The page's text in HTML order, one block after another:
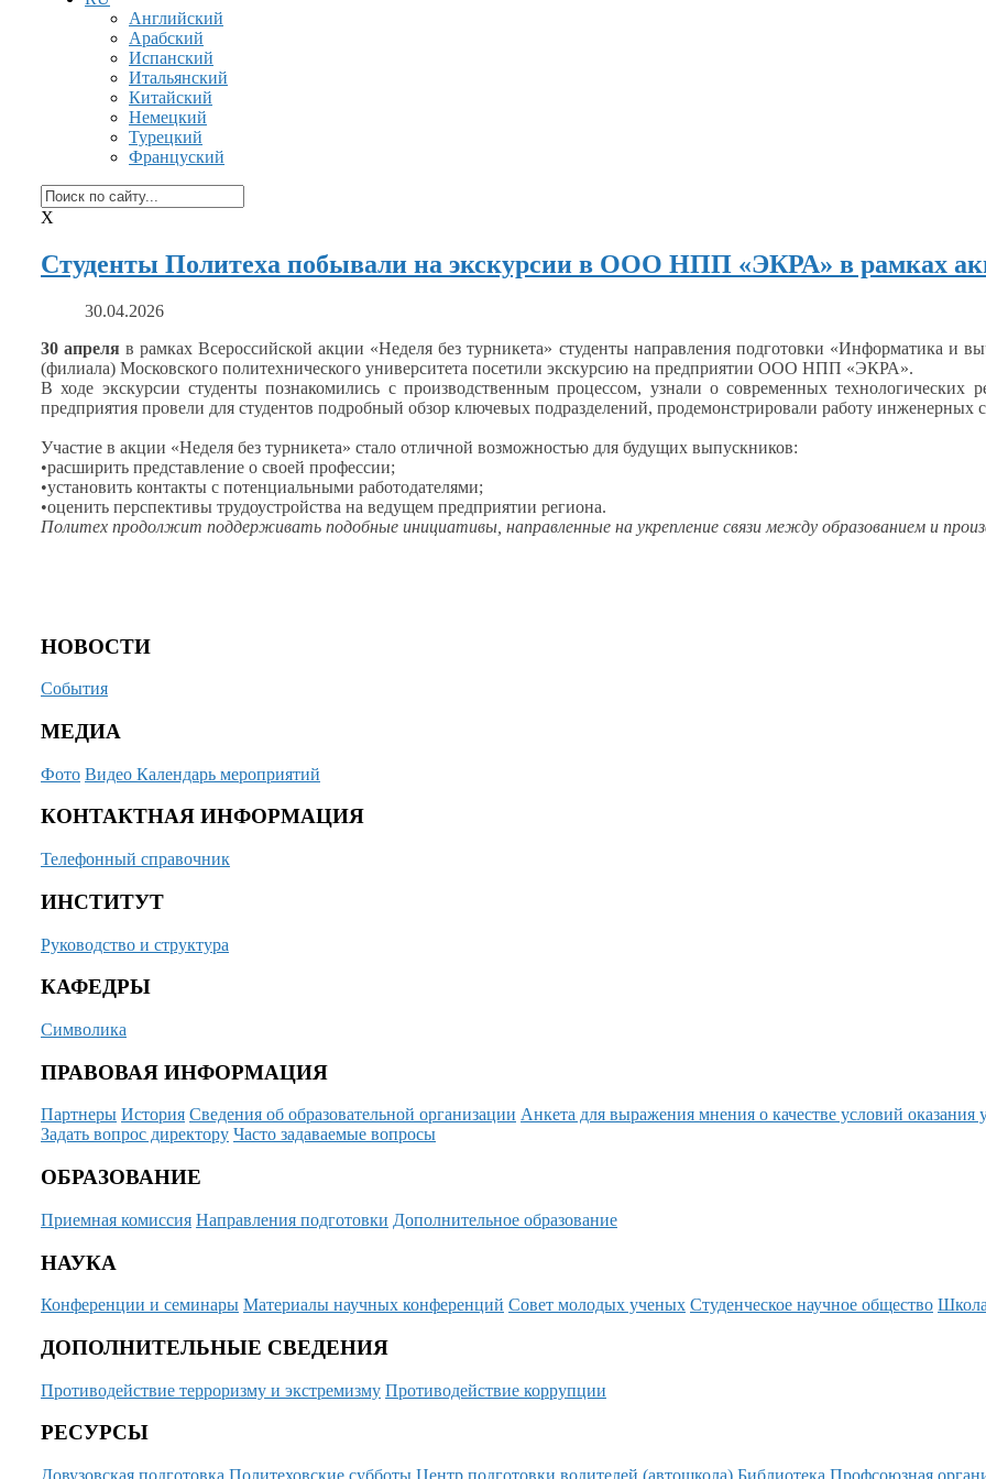
Английский
Арабский
Испанский
Итальянский
Китайский
Немецкий
Турецкий
Француский
X
Студенты Политеха побывали на экскурсии в ООО НПП «ЭКРА» в рамках
30.04.2026
30 апреля в рамках Всероссийской акции «Неделя без турникета» студенты направления подготовки «Информатика и
(филиала) Московского политехнического университета посетили экскурсию на предприятии ООО НПП «ЭКРА».
В ходе экскурсии студенты познакомились с производственнымпроцессом, узнали о современных технологических
предприятия провели для студентов подробный обзор ключевых подразделений, продемонстрировали работу инженерных
Участие в акции «Неделя без турникета» стало отличной возможностью для будущих выпускников:
•расширить представление о своей профессии;
•установить контакты с потенциальными работодателями;
•оценить перспективы трудоустройства на ведущем предприятии региона.
Политех продолжит поддерживать подобные инициативы, направленные на укрепление связи между образованием и
НОВОСТИ
События
МЕДИА
Фото Видео Календарь мероприятий
КОНТАКТНАЯ ИНФОРМАЦИЯ
Телефонный справочник
ИНСТИТУТ
Руководство и структура
КАФЕДРЫ
Символика
ПРАВОВАЯ ИНФОРМАЦИЯ
Партнеры История Сведения об образовательной организации Анкета для выражения мнения о качестве условий оказания
Задать вопрос директору Часто задаваемые вопросы
ОБРАЗОВАНИЕ
Приемная комиссия Направления подготовки Дополнительное образование
НАУКА
Конференции и семинары Материалы научных конференций Совет молодых ученых Студенческое научное общество
ДОПОЛНИТЕЛЬНЫЕ СВЕДЕНИЯ
Противодействие терроризму и экстремизму Противодействие коррупции
РЕСУРСЫ